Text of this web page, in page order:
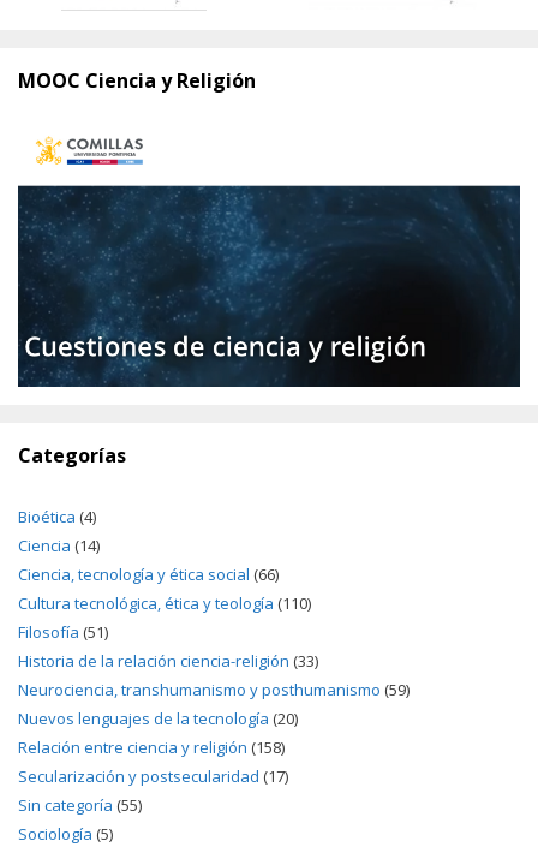
MOOC Ciencia y Religión
Categorías
Bioética (4)
Ciencia (14)
Ciencia, tecnología y ética social (66)
Cultura tecnológica, ética y teología (110)
Filosofía (51)
Historia de la relación ciencia-religión (33)
Neurociencia, transhumanismo y posthumanismo (59)
Nuevos lenguajes de la tecnología (20)
Relación entre ciencia y religión (158)
Secularización y postsecularidad (17)
Sin categoría (55)
Sociología (5)